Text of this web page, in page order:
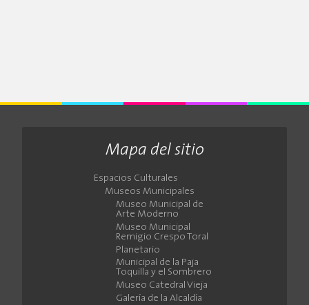
Mapa del sitio
Espacios Culturales
Museos Municipales
Museo Municipal de
Arte Moderno
Museo Municipal
Remigio Crespo Toral
Planetario
Municipal de la Paja
Toquilla y el Sombrero
Museo Catedral Vieja
Galería de la Alcaldía